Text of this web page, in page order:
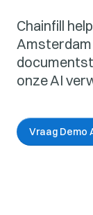
Chainfill
onze AI
Vraag Demo